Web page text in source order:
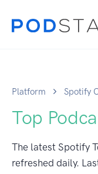
Platform Spotify
Top
The latest Spotify
refreshed daily.